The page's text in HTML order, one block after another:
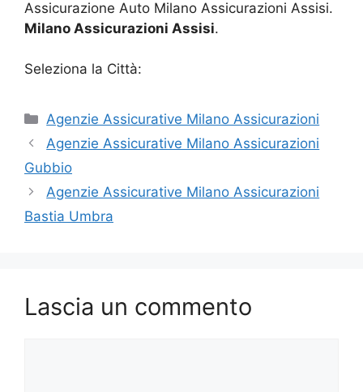
Assicurazione Auto Milano Assicurazioni Assisi.
Milano Assicurazioni Assisi.
Seleziona la Città:
Categorie
Agenzie Assicurative Milano Assicurazioni
Agenzie Assicurative Milano Assicurazioni
Gubbio
Agenzie Assicurative Milano Assicurazioni
Bastia Umbra
Lascia un commento